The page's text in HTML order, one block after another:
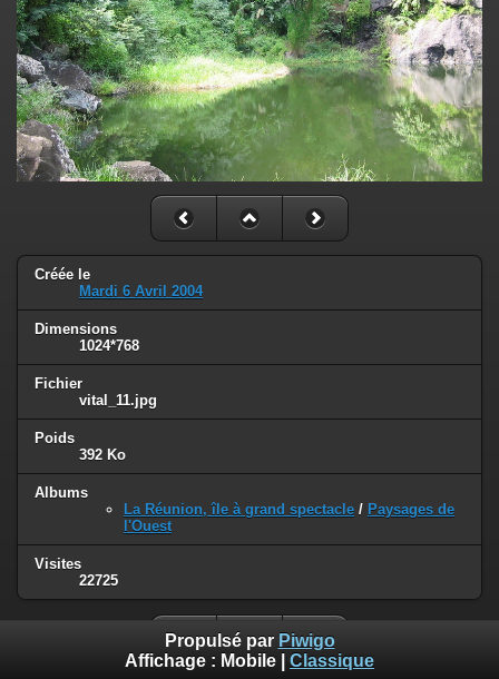
Créée le
Mardi 6 Avril 2004
Dimensions
1024*768
Fichier
vital_11.jpg
Poids
392 Ko
Albums
La Réunion, île à grand spectacle / Paysages de
l'Ouest
Visites
22725
Propulsé par Piwigo
Affichage : Mobile Classique